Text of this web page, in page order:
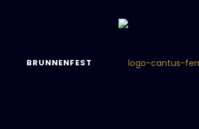
BRUNNENFEST